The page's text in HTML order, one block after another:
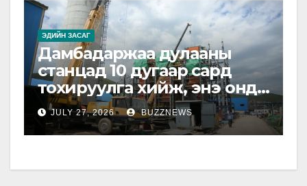
ЭДИЙН ЗАСАГ
Дамбадаржаа дулааны
станцад 10 дугаар сард
тохируулга хийж, энэ онд
ашиглалтад оруулна
JULY 27, 2026 BUZZNEWS